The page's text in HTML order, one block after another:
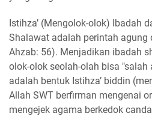
Istihza’ (Mengolok-olok) Ibadah
Shalawat adalah perintah agung
Ahzab: 56). Menjadikan ibadah
olok-olok seolah-olah bisa
adalah bentuk Istihza’ biddin
Allah SWT berfirman mengenai
mengejek agama berkedok